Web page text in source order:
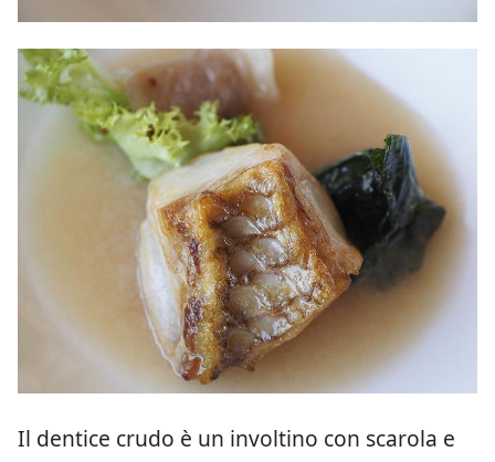
Il dentice crudo è un involtino con scarola e